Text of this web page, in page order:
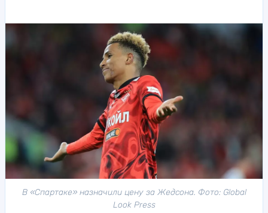
В «Спартаке» назначили цену за Жедсона. Фото: Global
Look Press